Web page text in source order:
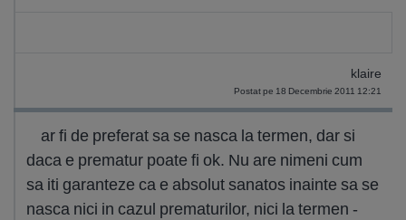
klaire
Postat pe 18 Decembrie 2011 12:21
ar fi de preferat sa se nasca la termen, dar si
daca e prematur poate fi ok. Nu are nimeni cum
sa iti garanteze ca e absolut sanatos inainte sa se
nasca nici in cazul prematurilor, nici la termen -